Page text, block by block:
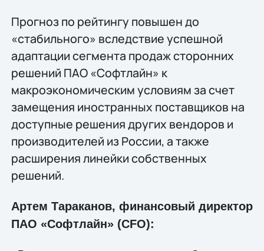
Прогноз по рейтингу повышен до
«стабильного» вследствие успешной
адаптации сегмента продаж сторонних
решений ПАО «Софтлайн» к
макроэкономическим условиям за счет
замещения иностранных поставщиков на
доступные решения других вендоров и
производителей из России, а также
расширения линейки собственных
решений.
Артем Тараканов, финансовый директор
ПАО «Софтлайн» (CFO):